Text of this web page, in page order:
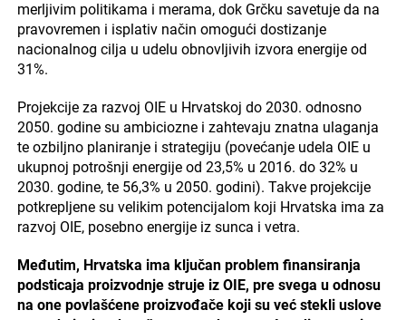
merljivim politikama i merama, dok Grčku savetuje da na
pravovremen i isplativ način omogući dostizanje
nacionalnog cilja u udelu obnovljivih izvora energije od
31%.
Projekcije za razvoj OIE u Hrvatskoj do 2030. odnosno
2050. godine su ambiciozne i zahtevaju znatna ulaganja
te ozbiljno planiranje i strategiju (povećanje udela OIE u
ukupnoj potrošnji energije od 23,5% u 2016. do 32% u
2030. godine, te 56,3% u 2050. godini). Takve projekcije
potkrepljene su velikim potencijalom koji Hrvatska ima za
razvoj OIE, posebno energije iz sunca i vetra.
Međutim, Hrvatska ima ključan problem finansiranja
podsticaja proizvodnje struje iz OIE, pre svega u odnosu
na one povlašćene proizvođače koji su već stekli uslove